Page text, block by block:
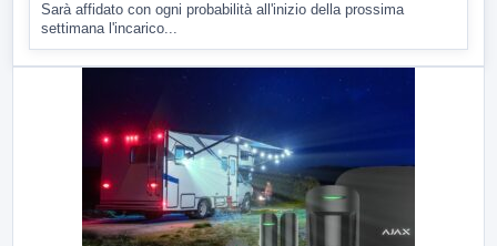
Sarà affidato con ogni probabilità all'inizio della prossima
settimana l'incarico...